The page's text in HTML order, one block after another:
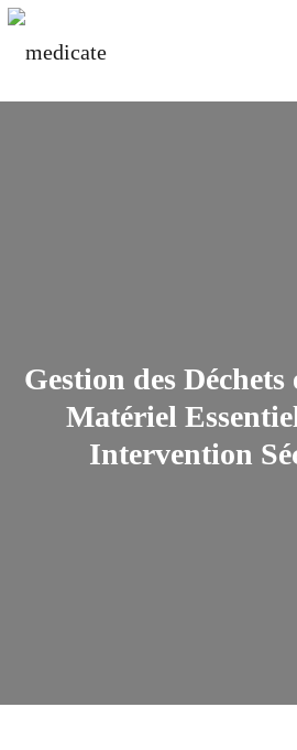
Gestion des
Matériel
Intervention